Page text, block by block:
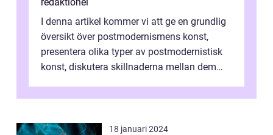
I denna artikel kommer vi att ge en grundlig
översikt över postmodernismens konst,
presentera olika typer av postmodernistisk
konst, diskutera skillnaderna mellan dem
18 januari 2024